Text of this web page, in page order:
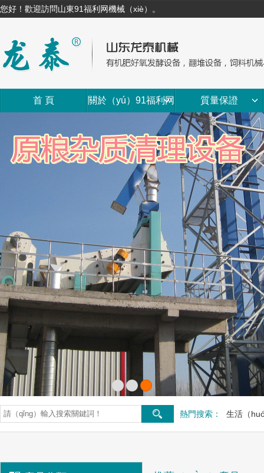
您好！歡迎訪問山東91福利网機械（xiè）。
首 頁 關於（yú）91福利网 質量保證
熱門搜索： 生活（